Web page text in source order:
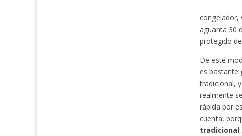
congelador,
aguanta 30
protegido
De este
es bastante
tradicional,
realmente
rápida por
cuenta,
tradicional